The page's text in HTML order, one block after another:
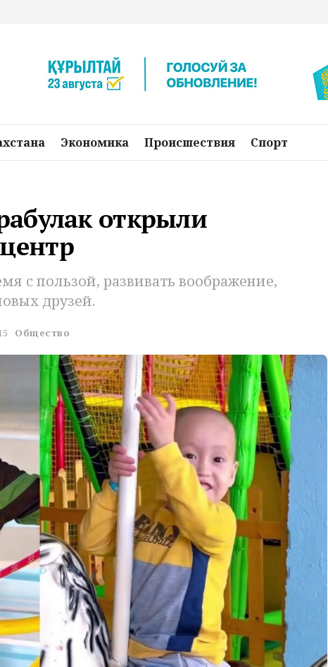
Экономика Происшествия Спорт
открыли
с пользой, развивать воображение,
друзей.
Общество